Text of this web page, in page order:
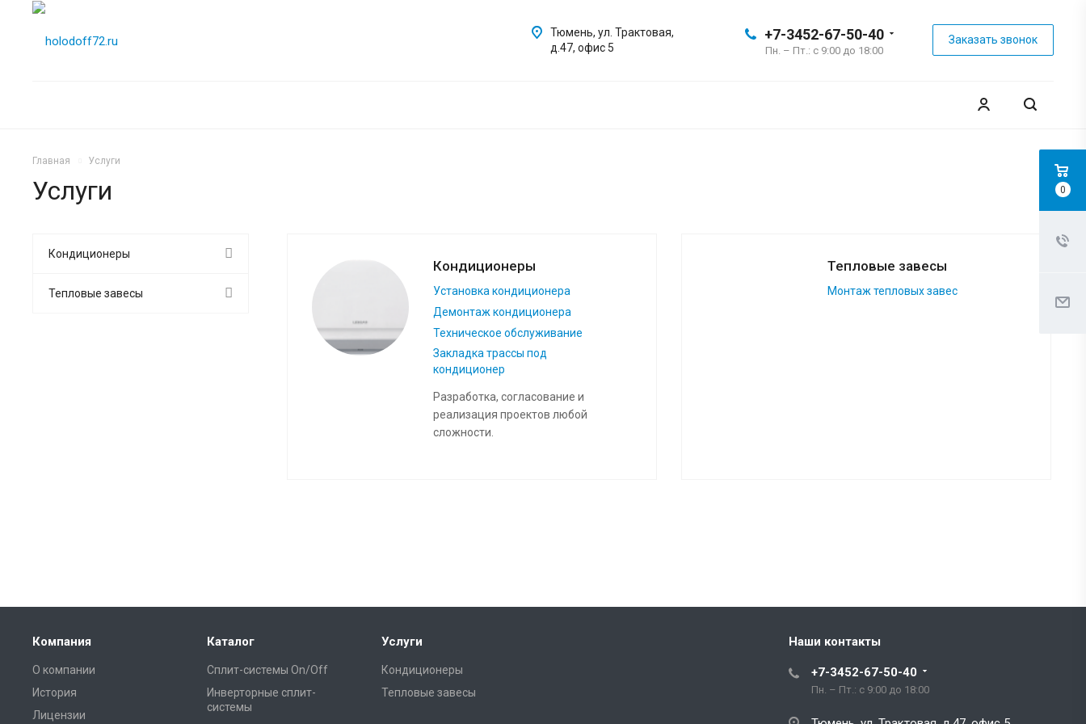
+7-3452-67-50-40
Пн. – Пт.: с 9:00 до 18:00
Заказать звонок
Тюмень, ул. Трактовая,
д.47, офис 5
Главная Услуги
Услуги
Кондиционеры
Установка кондиционера
Демонтаж кондиционера
Техническое обслуживание
Закладка трассы под
кондиционер
Разработка, согласование и
реализация проектов любой
сложности.
Тепловые завесы
Монтаж тепловых завес
Кондиционеры
Тепловые завесы
Компания
О компании
История
Лицензии
Каталог
Сплит-системы On/Off
Инверторные сплит-
системы
Услуги
Кондиционеры
Тепловые завесы
Наши контакты
+7-3452-67-50-40
Пн. – Пт.: с 9:00 до 18:00
0